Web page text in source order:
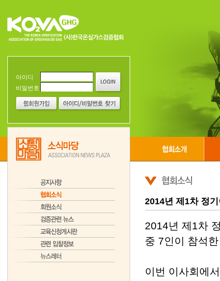
아이디
비밀번호
2014년 제1차 정
2014년 제1차
중 7인 이 참석
이번 이사회에